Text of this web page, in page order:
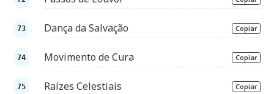
Dança da Salvação Copiar
Movimento de Cura Copiar
Raízes Celestiais Copiar